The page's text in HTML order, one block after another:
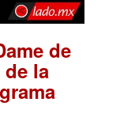
de
de la